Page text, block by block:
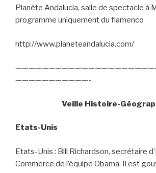
Planète Andalucia, salle de spectacle à
programme uniquement du flamenco
http://www.planeteandalucia.com/
———————————-
Veille Histoire-
Etats-Unis
Etats-Unis : Bill Richardson, secrétaire
Commerce de l’équipe Obama. Il est